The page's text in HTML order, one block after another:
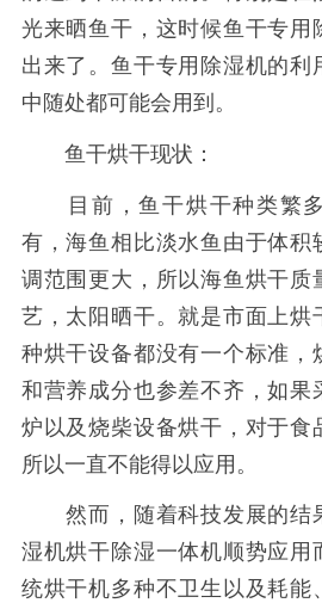
光来晒鱼干，这时候鱼干专用
出来了。鱼干专用除湿机的利
中随处都可能会用到。
鱼干烘干现状：
目前，鱼干烘干种类繁多
有，海鱼相比淡水鱼由于体积
调范围更大，所以海鱼烘干质
艺，太阳晒干。就是市面上烘
种烘干设备都没有一个标准，
和营养成分也参差不齐，如果
炉以及烧柴设备烘干，对于食
所以一直不能得以应用。
然而，随着科技发展的结
湿机烘干除湿一体机顺势应用
统烘干机多种不卫生以及耗能